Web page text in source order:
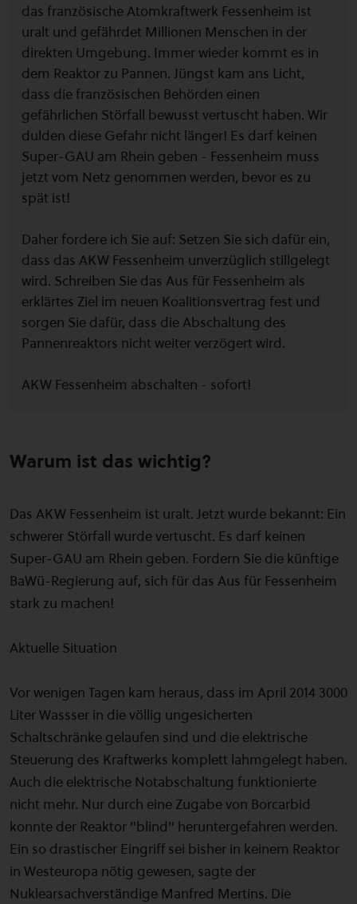
das französische Atomkraftwerk Fessenheim ist
uralt und gefährdet Millionen Menschen in der
direkten Umgebung. Immer wieder kommt es in
dem Reaktor zu Pannen. Jüngst kam ans Licht,
dass die französischen Behörden einen
gefährlichen Störfall bewusst vertuscht haben. Wir
dulden diese Gefahr nicht länger! Es darf keinen
Super-GAU am Rhein geben - Fessenheim muss
jetzt vom Netz genommen werden, bevor es zu
spät ist!
Daher fordere ich Sie auf: Setzen Sie sich dafür ein,
dass das AKW Fessenheim unverzüglich stillgelegt
wird. Schreiben Sie das Aus für Fessenheim als
erklärtes Ziel im neuen Koalitionsvertrag fest und
sorgen Sie dafür, dass die Abschaltung des
Pannenreaktors nicht weiter verzögert wird.
AKW Fessenheim abschalten - sofort!
Warum ist das wichtig?
Das AKW Fessenheim ist uralt. Jetzt wurde bekannt: Ein
schwerer Störfall wurde vertuscht. Es darf keinen
Super-GAU am Rhein geben. Fordern Sie die künftige
BaWü-Regierung auf, sich für das Aus für Fessenheim
stark zu machen!
Aktuelle Situation
Vor wenigen Tagen kam heraus, dass im April 2014 3000
Liter Wassser in die völlig ungesicherten
Schaltschränke gelaufen sind und die elektrische
Steuerung des Kraftwerks komplett lahmgelegt haben.
Auch die elektrische Notabschaltung funktionierte
nicht mehr. Nur durch eine Zugabe von Borcarbid
konnte der Reaktor "blind" heruntergefahren werden.
Ein so drastischer Eingriff sei bisher in keinem Reaktor
in Westeuropa nötig gewesen, sagte der
Nuklearsachverständige Manfred Mertins. Die